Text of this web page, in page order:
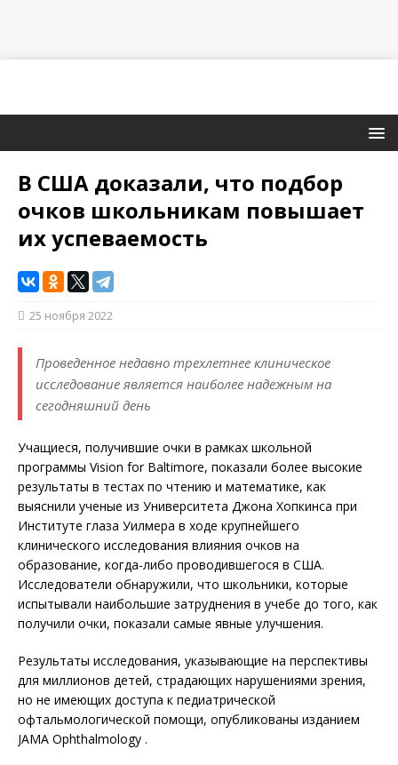
В США доказали, что подбор
очков школьникам повышает
их успеваемость
25 ноября 2022
Проведенное недавно трехлетнее клиническое
исследование является наиболее надежным на
сегодняшний день
Учащиеся, получившие очки в рамках школьной
программы Vision for Baltimore, показали более высокие
результаты в тестах по чтению и математике, как
выяснили ученые из Университета Джона Хопкинса при
Институте глаза Уилмера в ходе крупнейшего
клинического исследования влияния очков на
образование, когда-либо проводившегося в США.
Исследователи обнаружили, что школьники, которые
испытывали наибольшие затруднения в учебе до того, как
получили очки, показали самые явные улучшения.
Результаты исследования, указывающие на перспективы
для миллионов детей, страдающих нарушениями зрения,
но не имеющих доступа к педиатрической
офтальмологической помощи, опубликованы изданием
JAMA Ophthalmology .